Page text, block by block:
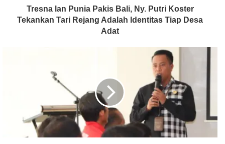
Tresna lan Punia Pakis Bali, Ny. Putri Koster
Tekankan Tari Rejang Adalah Identitas Tiap Desa
Adat